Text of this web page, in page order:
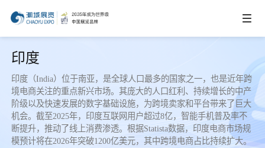
IEAE
IBTE
IGHE
印度
印度（India）位于南亚，是全球人口最多的国家之一，也是近年跨
境电商关注的重点新兴市场。其庞大的人口红利、持续增长的中产
阶级以及快速发展的数字基础设施，为跨境卖家和平台带来了巨大
机会。截至2025年，印度互联网用户超过8亿，智能手机普及率不
断提升，推动了线上消费渗透。根据Statista数据，印度电商市场规
模预计将在2026年突破1200亿美元，其中跨境电商占比持续扩大。